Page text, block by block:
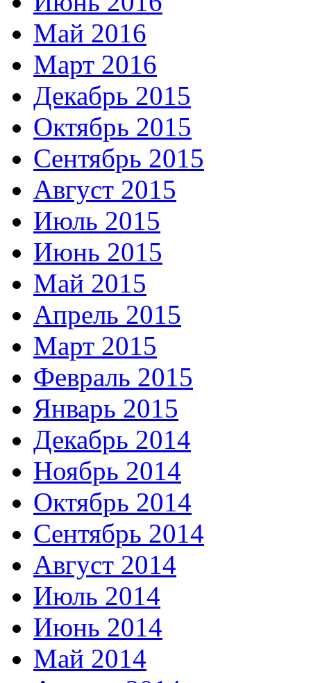
Май 2016
Март 2016
Декабрь 2015
Октябрь 2015
Сентябрь 2015
Август 2015
Июль 2015
Июнь 2015
Май 2015
Апрель 2015
Март 2015
Февраль 2015
Январь 2015
Декабрь 2014
Ноябрь 2014
Октябрь 2014
Сентябрь 2014
Август 2014
Июль 2014
Июнь 2014
Май 2014